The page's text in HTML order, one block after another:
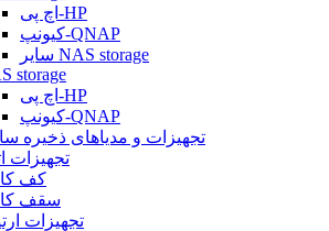
اچ پی-HP
کیونپ-QNAP
سایر NAS storage
storage
اچ پی-HP
کیونپ-QNAP
تجهیزات و مدیاهای ذخیره
تجهیزات
کف
سقف
تجهیزات